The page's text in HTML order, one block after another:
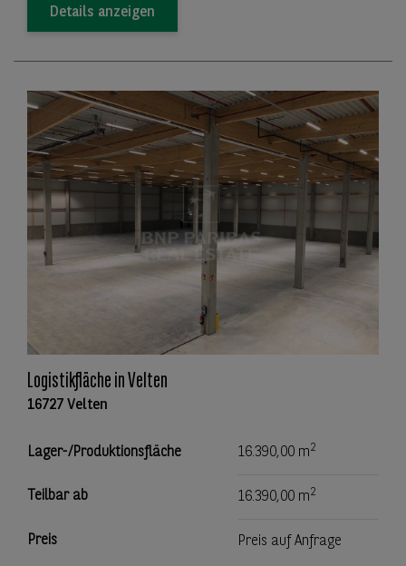
Details anzeigen
Logistikfläche in Velten
16727 Velten
Lager-/Produktionsfläche 16.390,00 m2
Teilbar ab 16.390,00 m2
Preis Preis auf Anfrage